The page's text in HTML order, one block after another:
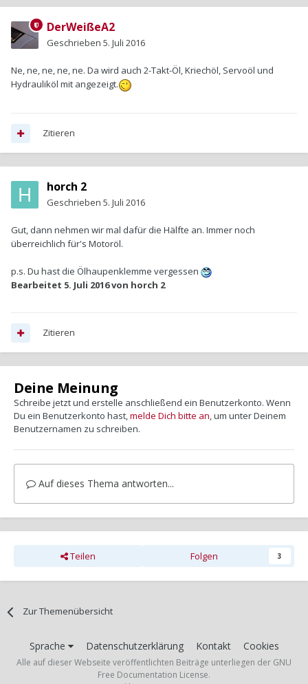
DerWeißeA2
Geschrieben 5. Juli 2016
Ne, ne, ne, ne, ne. Da wird auch 2-Takt-Öl, Kriechöl, Servoöl und
Hydrauliköl mit angezeigt.
Zitieren
horch 2
Geschrieben 5. Juli 2016
Gut, dann nehmen wir mal dafür die Hälfte an. Immer noch
überreichlich für's Motoröl.
p.s. Du hast die Ölhaupenklemme vergessen
Bearbeitet 5. Juli 2016von horch 2
Zitieren
Deine Meinung
Schreibe jetzt und erstelle anschließend ein Benutzerkonto. Wenn
Du ein Benutzerkonto hast,melde Dich bitte an, um unter Deinem
Benutzernamen zu schreiben.
Auf dieses Thema antworten...
Teilen Folgen 3
Zur Themenübersicht
Sprache Datenschutzerklärung Kontakt Cookies
Alle auf dieser Webseite veröffentlichten Beiträge unterliegen der GNU
Free Documentation License.